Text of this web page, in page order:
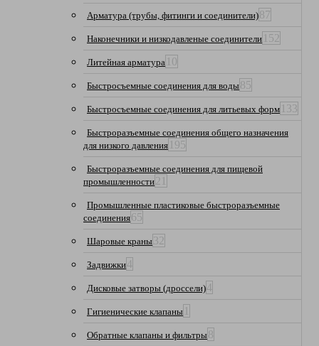
Арматура (трубы, фитинги и соединители)87
Наконечники и низкодавленые соединители 152
Литейная арматура 10
Быстросъемные соединения для воды85
Быстросъемные соединения для литьевых форм 133
Быстроразъемные соединения общего назначения
для низкого давления 195
Быстроразъемные соединения для пищевой
промышленности21
Промышленные пластиковые быстроразъемные
соединения65
Шаровые краны 32
Задвижки4
Дисковые затворы (дроссели)4
Гигиенические клапаны 1
Обратные клапаны и фильтры8